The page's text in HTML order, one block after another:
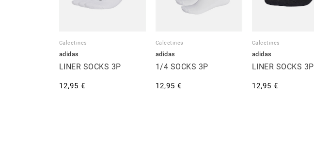
Calcetines
adidas
LINER SOCKS 3P
12,95 €
Calcetines
adidas
1/4 SOCKS 3P
12,95 €
Calcetines
adidas
LINER SOCKS 3P
12,95 €